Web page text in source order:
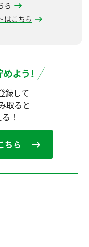
ら
はこちら
録して
取ると
！
ちら